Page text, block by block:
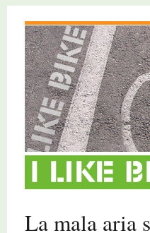
La mala aria